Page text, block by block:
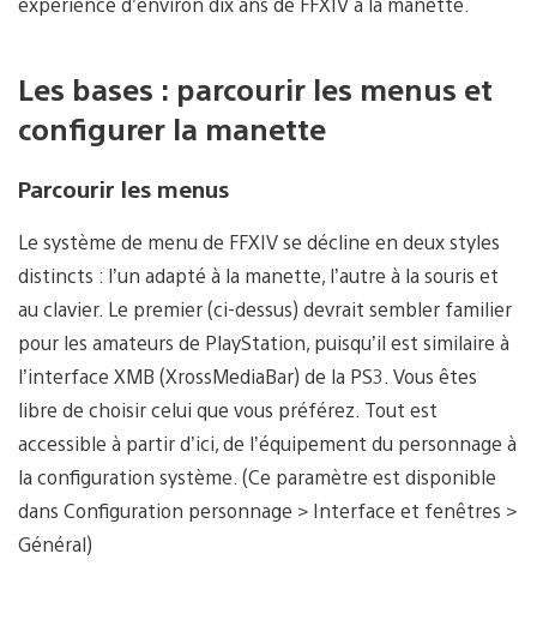
Les bases : parcourir les menus et
configurer la manette
Parcourir les menus
Le système de menu de FFXIV se décline en deux styles
distincts : l’un adapté à la manette, l’autre à la souris et
au clavier. Le premier (ci-dessus) devrait sembler familier
pour les amateurs de PlayStation, puisqu’il est similaire à
l’interface XMB (XrossMediaBar) de la PS3. Vous êtes
libre de choisir celui que vous préférez. Tout est
accessible à partir d’ici, de l’équipement du personnage à
la configuration système. (Ce paramètre est disponible
dans Configuration personnage > Interface et fenêtres >
Général)